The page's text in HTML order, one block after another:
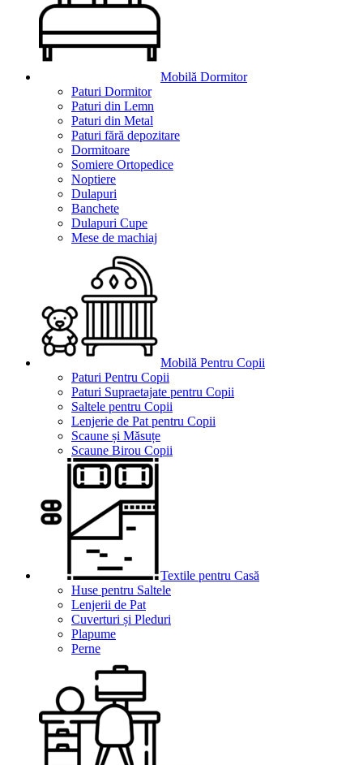
Mobilă Dormitor
Paturi Dormitor
Paturi din Lemn
Paturi din Metal
Paturi fără depozitare
Dormitoare
Somiere Ortopedice
Noptiere
Dulapuri
Banchete
Dulapuri Cupe
Mese de machiaj
Mobilă Pentru Copii
Paturi Pentru Copii
Paturi Supraetajate pentru Copii
Saltele pentru Copii
Lenjerie de Pat pentru Copii
Scaune și Măsuțe
Scaune Birou Copii
Textile pentru Casă
Huse pentru Saltele
Lenjerii de Pat
Cuverturi și Pleduri
Plapume
Perne